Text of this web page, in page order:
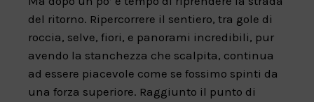
del ritorno. Ripercorrere il sentiero, tra gole di
roccia, selve, fiori, e panorami incredibili, pur
avendo la stanchezza che scalpita, continua
ad essere piacevole come se fossimo spinti da
una forza superiore. Raggiunto il punto di